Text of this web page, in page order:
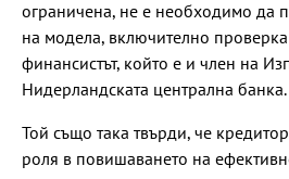
ограничена, не е необходимо да
на модела, включително проверка
финансистът, който е и член на
Нидерландската централна банка.
Той също така твърди, че
роля в повишаването на